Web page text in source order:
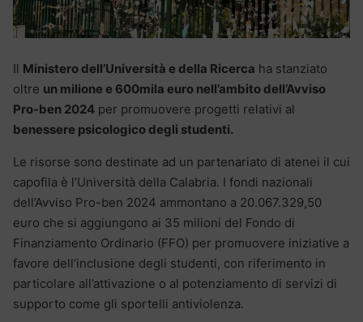
Il Ministero dell’Università e della Ricerca ha stanziato
oltre un milione e 600mila euro nell’ambito dell’Avviso
Pro-ben 2024 per promuovere progetti relativi al
benessere psicologico degli studenti.
Le risorse sono destinate ad un partenariato di atenei il cui
capofila è l’Università della Calabria. I fondi nazionali
dell’Avviso Pro-ben 2024 ammontano a 20.067.329,50
euro che si aggiungono ai 35 milioni del Fondo di
Finanziamento Ordinario (FFO) per promuovere iniziative a
favore dell’inclusione degli studenti, con riferimento in
particolare all’attivazione o al potenziamento di servizi di
supporto come gli sportelli antiviolenza.